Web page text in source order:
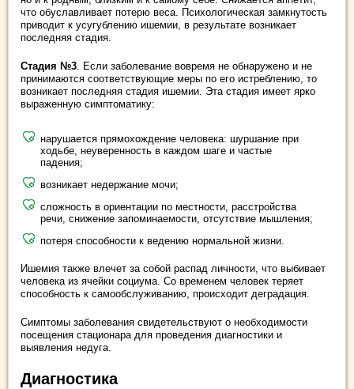
что обуславливает потерю веса. Психологическая замкнутость
приводит к усугублению ишемии, в результате возникает
последняя стадия.
Стадия №3. Если заболевание вовремя не обнаружено и не
принимаются соответствующие меры по его истреблению, то
возникает последняя стадия ишемии. Эта стадия имеет ярко
выраженную симптоматику:
нарушается прямохождение человека: шуршание при
ходьбе, неуверенность в каждом шаге и частые
падения;
возникает недержание мочи;
сложность в ориентации по местности, расстройства
речи, снижение запоминаемости, отсутствие мышления;
потеря способности к ведению нормальной жизни.
Ишемия также влечет за собой распад личности, что выбивает
человека из ячейки социума. Со временем человек теряет
способность к самообслуживанию, происходит деградация.
Симптомы заболевания свидетельствуют о необходимости
посещения стационара для проведения диагностики и
выявления недуга.
Диагностика